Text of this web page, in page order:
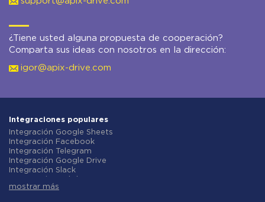
¿Tiene usted alguna propuesta de cooperación?
Comparta sus ideas con nosotros en la dirección:
igor@apix-drive.com
Integraciones populares
Integración Google Sheets
Integración Facebook
Integración Telegram
Integración Google Drive
Integración Slack
Integración Gmail
mostrar más